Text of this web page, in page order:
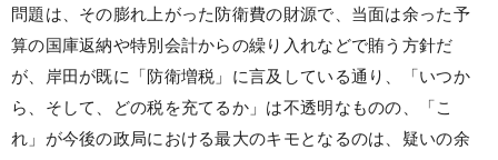
問題は、その膨れ上がった防衛費の財源で、当面は余った予
算の国庫返納や特別会計からの繰り入れなどで賄う方針だ
が、岸田が既に「防衛増税」に言及している通り、「いつか
ら、そして、どの税を充てるか」は不透明なものの、「こ
れ」が今後の政局における最大のキモとなるのは、疑いの余